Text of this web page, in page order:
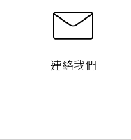
連絡我們